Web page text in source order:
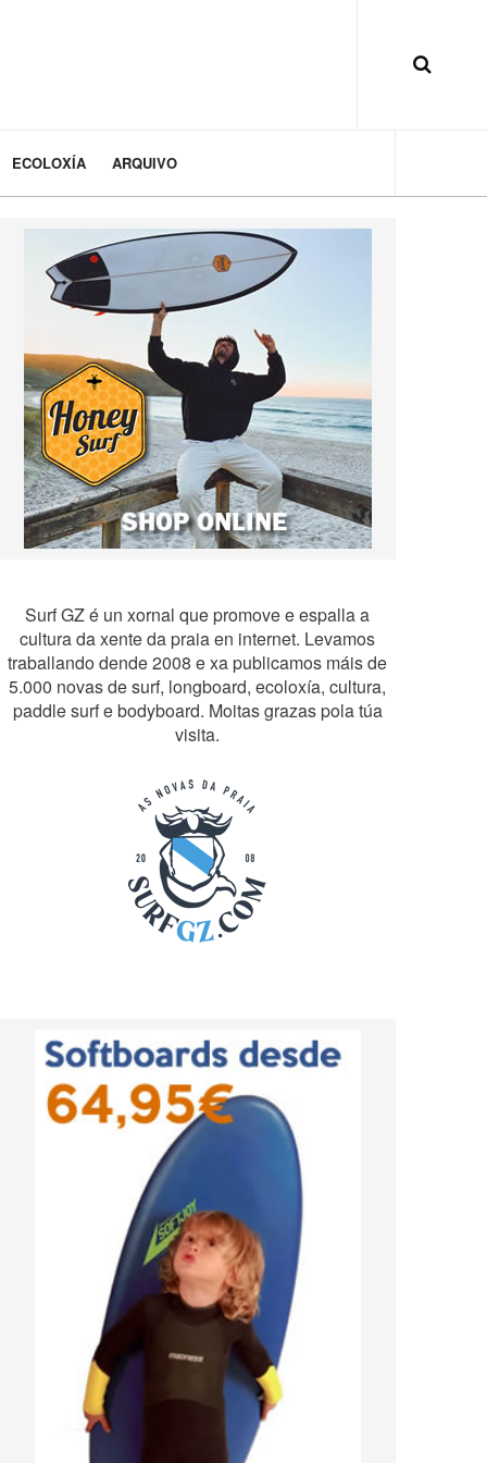
ECOLOXÍA ARQUIVO
Surf GZ é un xornal que promove e espalla a
cultura da xente da praia en internet. Levamos
traballando dende 2008 e xa publicamos máis de
5.000 novas de surf, longboard, ecoloxía, cultura,
paddle surf e bodyboard. Moitas grazas pola túa
visita.